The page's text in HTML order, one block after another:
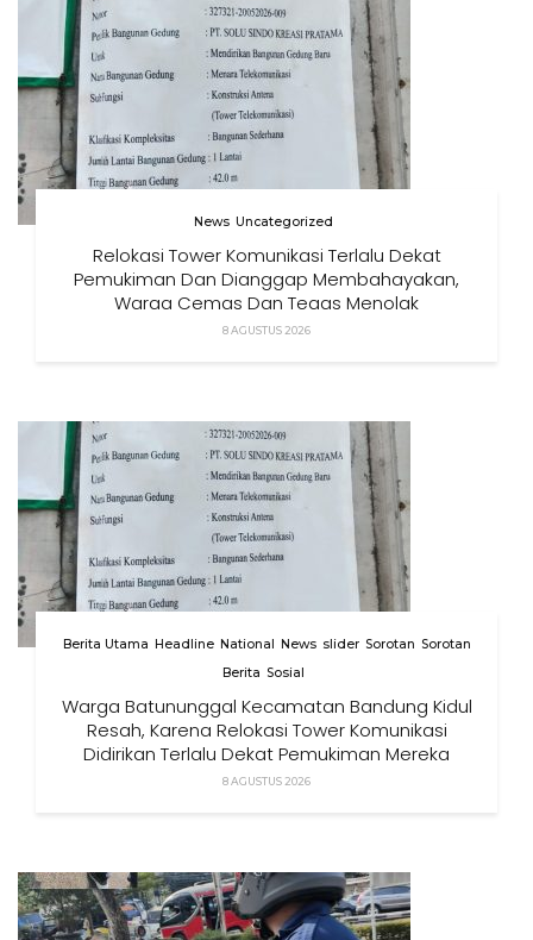
News Uncategorized
Relokasi Tower Komunikasi Terlalu Dekat
Pemukiman Dan Dianggap Membahayakan,
Warga Cemas Dan Tegas Menolak
8 AGUSTUS 2026
Berita Utama Headline National News slider Sorotan Sorotan
Berita Sosial
Warga Batununggal Kecamatan Bandung Kidul
Resah, Karena Relokasi Tower Komunikasi
Didirikan Terlalu Dekat Pemukiman Mereka
8 AGUSTUS 2026